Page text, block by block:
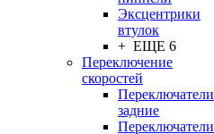
Эксцентрики
втулок
+ ЕЩЕ 6
Переключение
скоростей
Переключатели
задние
Переключатели